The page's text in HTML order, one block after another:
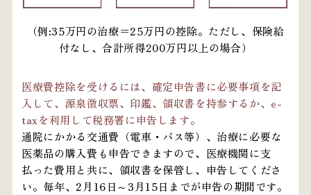
（例:35万円の治療＝25万円の控除。ただし、保険給
付なし、合計所得200万円以上の場合）
医療費控除を受けるには、確定申告書に必要事項を記
入して、源泉徴収票、印鑑、領収書を持参するか、e-
taxを利用して税務署に申告します。
通院にかかる交通費（電車・バス等）、治療に必要な
医薬品の購入費も申告できますので、医療機関に支
払った費用と共に、領収書を保管し、申告してくださ
い。毎年、2月16日～3月15日までが申告の期間です。